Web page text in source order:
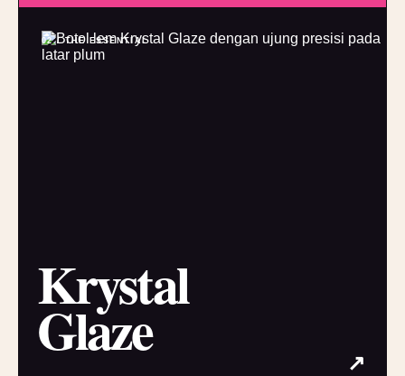
02 / THE ESSENTIAL
Krystal
Glaze ↗